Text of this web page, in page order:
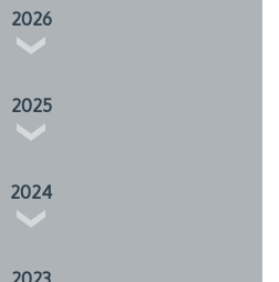
2026
2025
2024